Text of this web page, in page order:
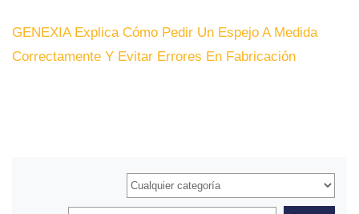
GENEXIA Explica Cómo Pedir Un Espejo A Medida
Correctamente Y Evitar Errores En Fabricación